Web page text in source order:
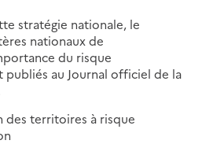
stratégie nationale, le
nationaux de
du risque
publiés au Journal officiel de la
des territoires à risque